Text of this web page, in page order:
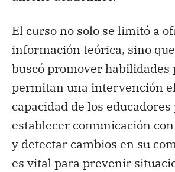
El curso no solo se limitó a
información teórica, sino
buscó promover habilidades
permitan una intervención
capacidad de los educadores
establecer comunicación
y detectar cambios en su
es vital para prevenir